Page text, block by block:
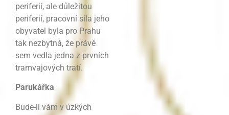
periferií, ale důležitou
periferií, pracovní síla jeho
obyvatel byla pro Prahu
tak nezbytná, že právě
sem vedla jedna z prvních
tramvajových tratí.
Parukářka
Bude-li vám v úzkých